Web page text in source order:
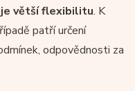
větší flexibilitu. K
patří určení
odpovědnosti za